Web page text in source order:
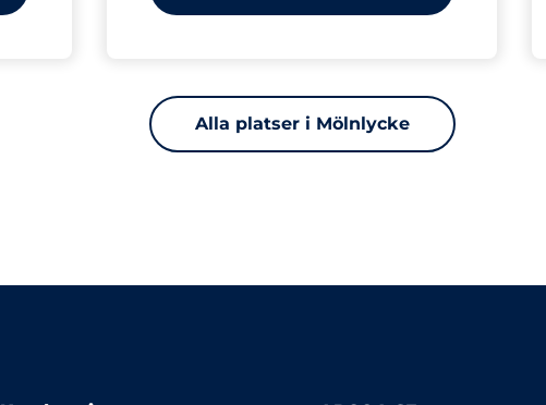
Alla platser i Mölnlycke